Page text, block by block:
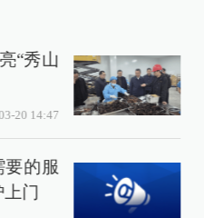
“秀山
20 14:47
要的服
门